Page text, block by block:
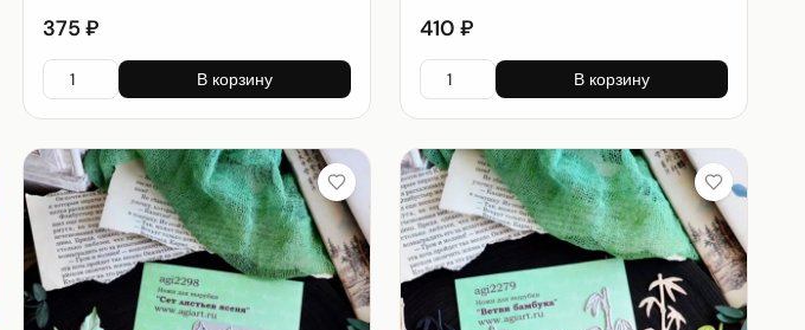
375 ₽
В корзину
410 ₽
В корзину